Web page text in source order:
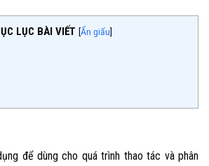
LỤC BÀI VIẾT [Ẩn giấu]
để dùng cho quá trình thao tác và phân